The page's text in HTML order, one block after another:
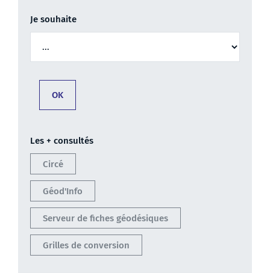
Je souhaite
Les + consultés
Circé
Géod'Info
Serveur de fiches géodésiques
Grilles de conversion